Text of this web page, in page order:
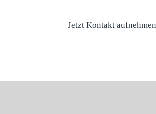
Jetzt Kontakt aufnehmen